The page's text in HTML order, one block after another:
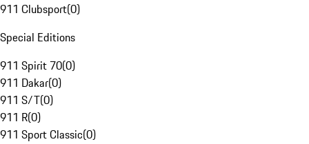
911 Clubsport(0)
Special Editions
911 Spirit 70(0)
911 Dakar(0)
911 S/T(0)
911 R(0)
911 Sport Classic(0)